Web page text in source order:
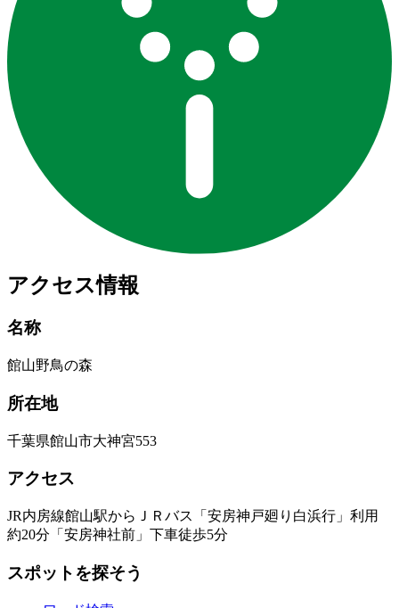
アクセス情報
名称
館山野鳥の森
所在地
千葉県館山市大神宮553
アクセス
JR内房線館山駅からＪＲバス「安房神戸廻り白浜行」利用
約20分「安房神社前」下車徒歩5分
スポットを探そう